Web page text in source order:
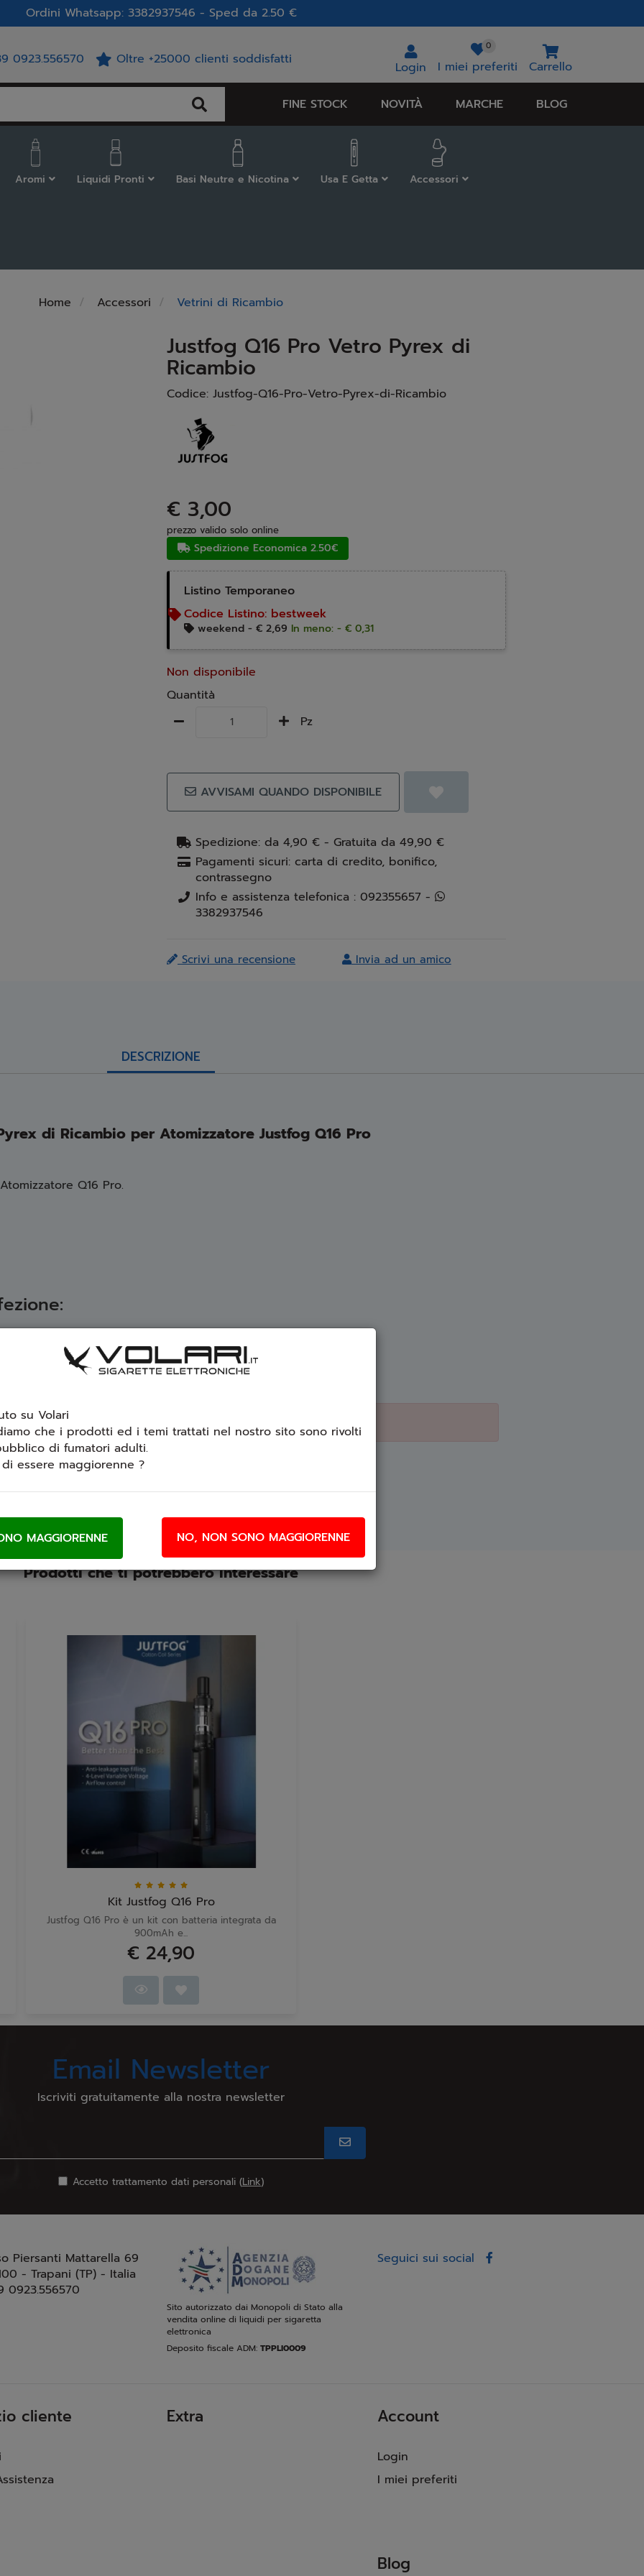
Ordini Whatsapp: 3382937546 - Sped da 2.50 €
Login
0
I miei preferiti Carrello
0923.556570 Oltre +25000 clienti soddisfatti
FINE STOCK NOVITÀ MARCHE BLOG
Aromi Liquidi Pronti Basi Neutre e Nicotina Usa E Getta Accessori
Home Accessori Vetrini di Ricambio
Justfog Q16 Pro Vetro Pyrex di
Ricambio
Codice: Justfog-Q16-Pro-Vetro-Pyrex-di-Ricambio
€ 3,00
prezzo valido solo online
Spedizione Economica 2.50€
Listino Temporaneo
Codice Listino: bestweek
weekend - € 2,69 In meno: - € 0,31
Non disponibile
Quantità
Pz
AVVISAMI QUANDO DISPONIBILE
Spedizione: da 4,90 € - Gratuita da 49,90 €
Pagamenti sicuri: carta di credito, bonifico,
contrassegno
Info e assistenza telefonica : 092355657 -
3382937546
Scrivi una recensione Invia ad un amico
DESCRIZIONE
di Ricambio per Atomizzatore Justfog Q16 Pro
Q16 Pro.
la tua opinione.
Prodotti che ti potrebbero interessare
Kit Justfog Q16 Pro
Justfog Q16 Pro è un kit con batteria integrata da
900mAh e...
€ 24,90
Email Newsletter
Iscriviti gratuitamente alla nostra newsletter
Accetto trattamento dati personali (Link)
Piersanti Mattarella 69
- Trapani (TP) - Italia
0923.556570
Sito autorizzato dai Monopoli di Stato alla
vendita online di liquidi per sigaretta
elettronica
Deposito fiscale ADM: TPPLI0009
Seguici sui social
cliente Extra Account
Login
I miei preferiti
Blog
su Volari
che i prodotti ed i temi trattati nel nostro sito sono rivolti
di fumatori adulti.
essere maggiorenne ?
NO, NON SONO MAGGIORENNE